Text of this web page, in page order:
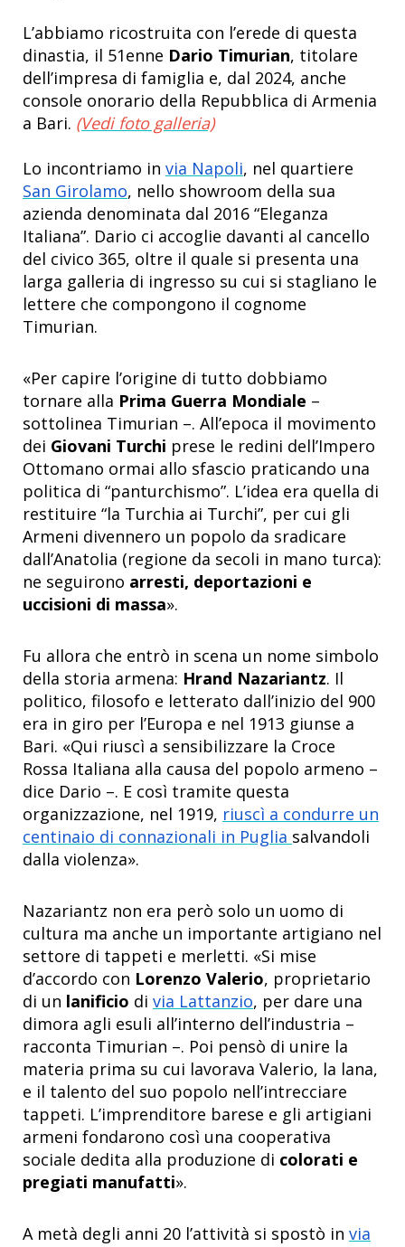
L’abbiamo ricostruita con l’erede di questa
dinastia, il 51enne Dario Timurian, titolare
dell’impresa di famiglia e, dal 2024, anche
console onorario della Repubblica di Armenia
a Bari. (Vedi foto galleria)
Lo incontriamo in via Napoli, nel quartiere
San Girolamo, nello showroom della sua
azienda denominata dal 2016 “Eleganza
Italiana”. Dario ci accoglie davanti al cancello
del civico 365, oltre il quale si presenta una
larga galleria di ingresso su cui si stagliano le
lettere che compongono il cognome
Timurian.
«Per capire l’origine di tutto dobbiamo
tornare alla Prima Guerra Mondiale –
sottolinea Timurian –. All’epoca il movimento
dei Giovani Turchi prese le redini dell’Impero
Ottomano ormai allo sfascio praticando una
politica di “panturchismo”. L’idea era quella di
restituire “la Turchia ai Turchi”, per cui gli
Armeni divennero un popolo da sradicare
dall’Anatolia (regione da secoli in mano turca):
ne seguirono arresti, deportazioni e
uccisioni di massa».
Fu allora che entrò in scena un nome simbolo
della storia armena: Hrand Nazariantz. Il
politico, filosofo e letterato dall’inizio del 900
era in giro per l’Europa e nel 1913 giunse a
Bari. «Qui riuscì a sensibilizzare la Croce
Rossa Italiana alla causa del popolo armeno –
dice Dario –. E così tramite questa
organizzazione, nel 1919, riuscì a condurre un
centinaio di connazionali in Puglia salvandoli
dalla violenza».
Nazariantz non era però solo un uomo di
cultura ma anche un importante artigiano nel
settore di tappeti e merletti. «Si mise
d’accordo con Lorenzo Valerio, proprietario
di un lanificio di via Lattanzio, per dare una
dimora agli esuli all’interno dell’industria –
racconta Timurian –. Poi pensò di unire la
materia prima su cui lavorava Valerio, la lana,
e il talento del suo popolo nell’intrecciare
tappeti. L’imprenditore barese e gli artigiani
armeni fondarono così una cooperativa
sociale dedita alla produzione di colorati e
pregiati manufatti».
A metà degli anni 20 l’attività si spostò in via